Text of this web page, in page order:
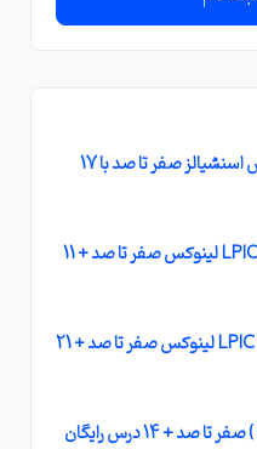
بهترین آموزش لینوکس اسنشیالز صفر تا صد با 17
بهترین دوره آموزش LPIC 1 لینوکس صفر تا صد + 11
بهترین دوره آموزش LPIC 2 لینوکس صفر تا صد + 21
آموزش داکر ( Docker ) صفر تا صد + 14 درس رايگان